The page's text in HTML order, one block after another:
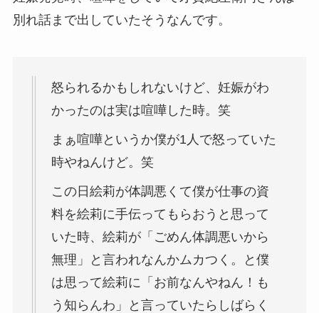
別れ話まで出していたそうなんです。
怒られるかもしれないけど、妊娠がわ
かったのは実は喧嘩した時。笑
まぁ喧嘩というか僕が1人で怒っていた
時やねんけど。笑
この日絵莉が体調悪くて僕が仕事の資
料を絵莉に手伝ってもらおうと思って
いた時、絵莉が「ごめん体調悪いから
無理」と言われなんかムカつく。と僕
は思って絵莉に「お前なんやねん！も
う知らんわ」と言っていたらしばらく